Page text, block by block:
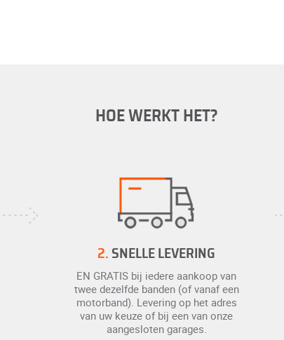
HOE WERKT HET?
2. SNELLE LEVERING
EN GRATIS bij iedere aankoop van
twee dezelfde banden (of vanaf een
motorband). Levering op het adres
van uw keuze of bij een van onze
aangesloten garages.